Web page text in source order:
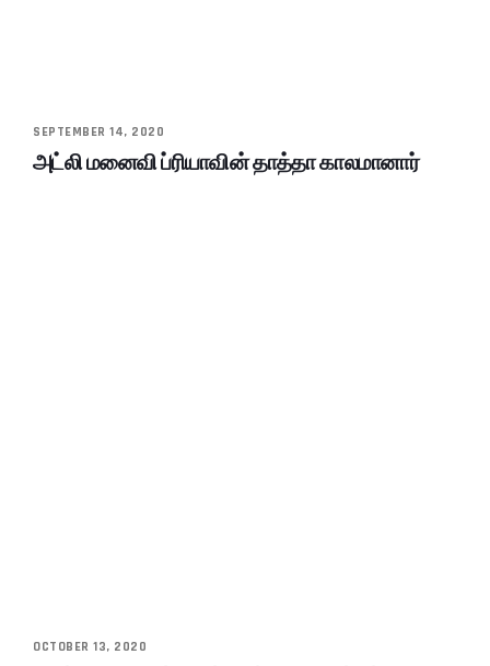
SEPTEMBER 14, 2020
அட்லி மனைவி ப்ரியாவின் தாத்தா காலமானார்
OCTOBER 13, 2020